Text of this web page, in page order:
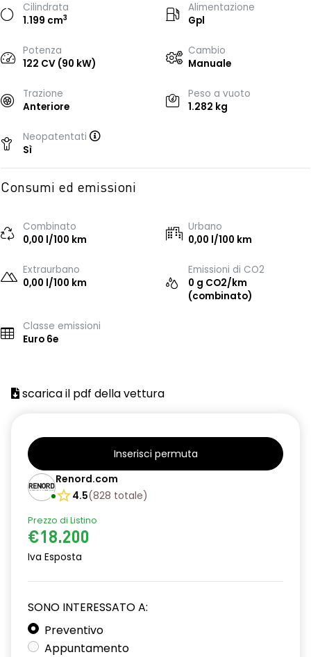
Cilindrata
1.199 cm3
Alimentazione
Gpl
Potenza
122 CV (90 kW)
Cambio
Manuale
Trazione
Anteriore
Peso a vuoto
1.282 kg
Neopatentati
Sì
Consumi ed emissioni
Combinato
0,00 l/100 km
Urbano
0,00 l/100 km
Extraurbano
0,00 l/100 km
Emissioni di CO2
0 g CO2/km
(combinato)
Classe emissioni
Euro 6e
scarica il pdf della vettura
Inserisci permuta
Renord.com
4.5(828 totale)
Prezzo di Listino
€18.200
Iva Esposta
SONO INTERESSATO A:
Preventivo
Appuntamento